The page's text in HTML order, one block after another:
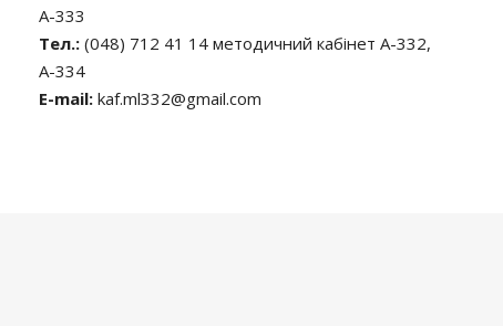
А-333
Тел.:(048) 712 41 14 методичний кабінет А-332,
А-334
E-mail:kaf.ml332@gmail.com